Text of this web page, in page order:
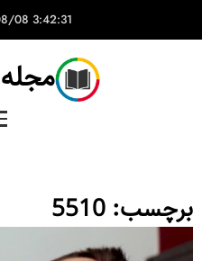
3:42:31 PM
08
برچسب: 5510